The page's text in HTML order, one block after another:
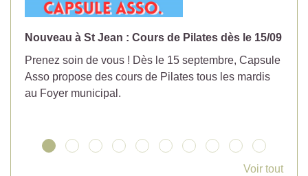
Nouveau à St Jean : Cours de Pilates dès le 15/09
Prenez soin de vous ! Dès le 15 septembre, Capsule
Asso propose des cours de Pilates tous les mardis
au Foyer municipal.
Voir tout